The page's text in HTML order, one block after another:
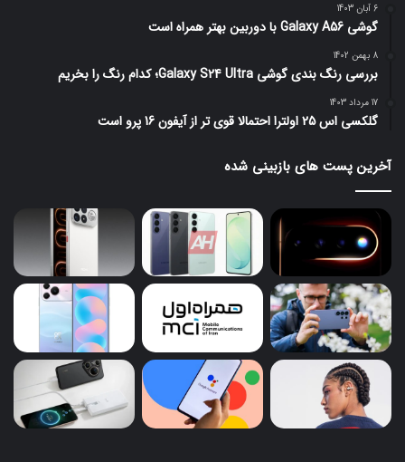
6 آبان 1403
گوشی Galaxy A56 با دوربین بهتر همراه است
8 بهمن 1402
بررسی رنگ بندی گوشی Galaxy S24 Ultra؛ کدام رنگ را بخریم
17 مرداد 1403
گلکسی اس 25 اولترا احتمالا قوی تر از آیفون 16 پرو است
آخرین پست های بازبینی شده